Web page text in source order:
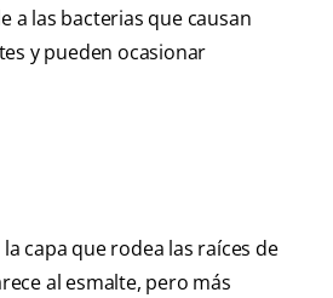
a las bacterias que causan
y pueden ocasionar
capa que rodea las raíces de
al esmalte, pero más